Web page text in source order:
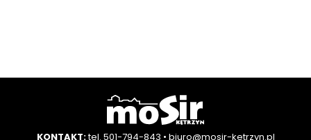
KONTAKT:tel. 501-794-843 • biuro@mosir-ketrzyn.pl